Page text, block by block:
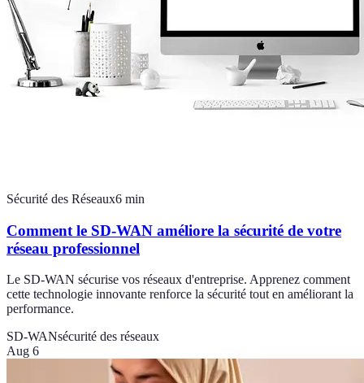
Sécurité des Réseaux6 min
Comment le SD-WAN améliore la sécurité de votre
réseau professionnel
Le SD-WAN sécurise vos réseaux d'entreprise. Apprenez comment
cette technologie innovante renforce la sécurité tout en améliorant la
performance.
SD-WANsécurité des réseaux
Aug 6